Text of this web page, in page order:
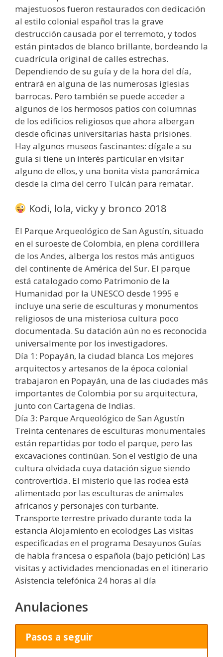
majestuosos fueron restaurados con dedicación
al estilo colonial español tras la grave
destrucción causada por el terremoto, y todos
están pintados de blanco brillante, bordeando la
cuadrícula original de calles estrechas.
Dependiendo de su guía y de la hora del día,
entrará en alguna de las numerosas iglesias
barrocas. Pero también se puede acceder a
algunos de los hermosos patios con columnas
de los edificios religiosos que ahora albergan
desde oficinas universitarias hasta prisiones.
Hay algunos museos fascinantes: dígale a su
guía si tiene un interés particular en visitar
alguno de ellos, y una bonita vista panorámica
desde la cima del cerro Tulcán para rematar.
Kodi, lola, vicky y bronco 2018
El Parque Arqueológico de San Agustín, situado
en el suroeste de Colombia, en plena cordillera
de los Andes, alberga los restos más antiguos
del continente de América del Sur. El parque
está catalogado como Patrimonio de la
Humanidad por la UNESCO desde 1995 e
incluye una serie de esculturas y monumentos
religiosos de una misteriosa cultura poco
documentada. Su datación aún no es reconocida
universalmente por los investigadores.
Día 1: Popayán, la ciudad blanca Los mejores
arquitectos y artesanos de la época colonial
trabajaron en Popayán, una de las ciudades más
importantes de Colombia por su arquitectura,
junto con Cartagena de Indias.
Día 3: Parque Arqueológico de San Agustín
Treinta centenares de esculturas monumentales
están repartidas por todo el parque, pero las
excavaciones continúan. Son el vestigio de una
cultura olvidada cuya datación sigue siendo
controvertida. El misterio que las rodea está
alimentado por las esculturas de animales
africanos y personajes con turbante.
Transporte terrestre privado durante toda la
estancia Alojamiento en ecolodges Las visitas
especificadas en el programa Desayunos Guías
de habla francesa o española (bajo petición) Las
visitas y actividades mencionadas en el itinerario
Asistencia telefónica 24 horas al día
Anulaciones
Pasos a seguir